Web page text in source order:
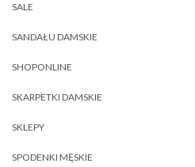
SALE
SANDAŁU DAMSKIE
SHOPONLINE
SKARPETKI DAMSKIE
SKLEPY
SPODENKI MĘSKIE